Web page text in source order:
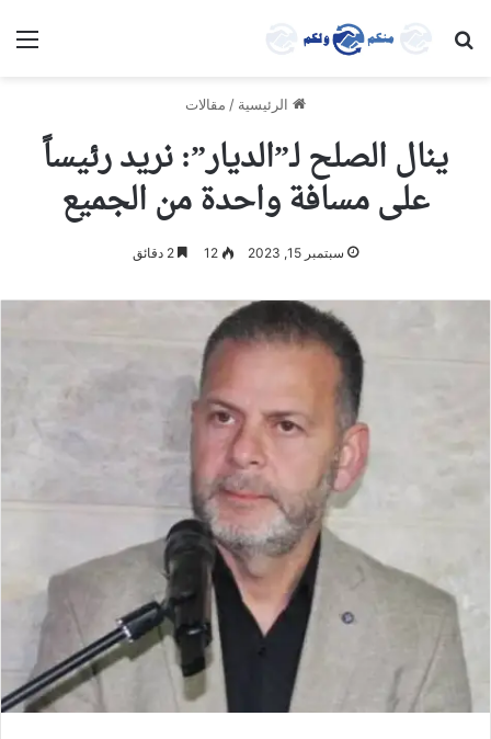
بحث عن
الرئيسية / مقالات
ينال الصلح لـ”الديار”: نريد رئيساً
على مسافة واحدة من الجميع
سبتمبر 15, 2023 12